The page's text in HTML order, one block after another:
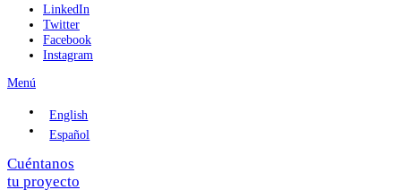
LinkedIn
Twitter
Facebook
Instagram
Menú
English
Español
Cuéntanos
tu proyecto